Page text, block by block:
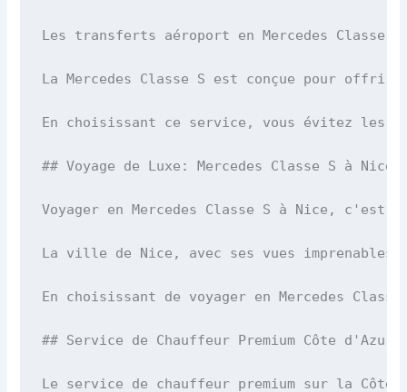
Les transferts aéroport en Mercedes
La Mercedes Classe S est conçue pour
En choisissant ce service, vous évitez les
## Voyage de Luxe: Mercedes Classe S à Nice
Voyager en Mercedes Classe S à Nice,
La ville de Nice, avec ses vues imprenables
En choisissant de voyager en Mercedes
## Service de Chauffeur Premium Côte d'Azur
Le service de chauffeur premium sur la